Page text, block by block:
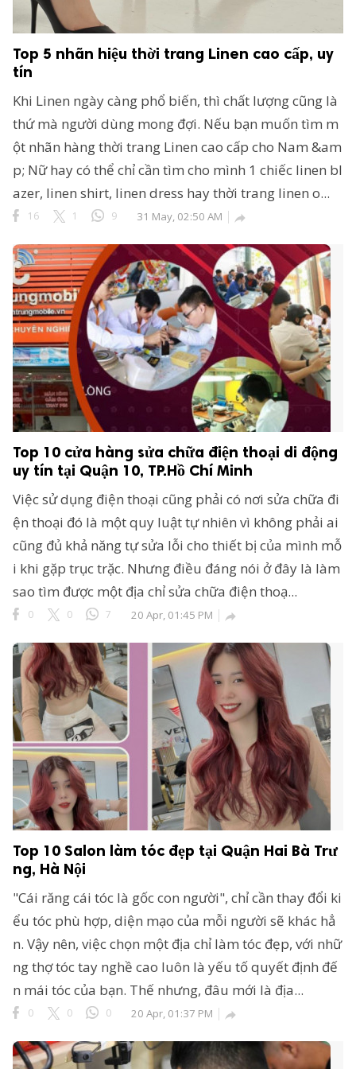
Top 5 nhãn hiệu thời trang Linen cao cấp, uy
tín
Khi Linen ngày càng phổ biến, thì chất lượng cũng là
thứ mà người dùng mong đợi. Nếu bạn muốn tìm m
ột nhãn hàng thời trang Linen cao cấp cho Nam &am
p; Nữ hay có thể chỉ cần tìm cho mình 1 chiếc linen bl
azer, linen shirt, linen dress hay thời trang linen o...
16 1 9 31 May, 02:50 AM 
Top 10 cửa hàng sửa chữa điện thoại di động
uy tín tại Quận 10, TP.Hồ Chí Minh
Việc sử dụng điện thoại cũng phải có nơi sửa chữa đi
ện thoại đó là một quy luật tự nhiên vì không phải ai
cũng đủ khả năng tự sửa lỗi cho thiết bị của mình mỗ
i khi gặp trục trặc. Nhưng điều đáng nói ở đây là làm
sao tìm được một địa chỉ sửa chữa điện thoạ...
0 0 7 20 Apr, 01:45 PM 
Top 10 Salon làm tóc đẹp tại Quận Hai Bà Trư
ng, Hà Nội
"Cái răng cái tóc là gốc con người", chỉ cần thay đổi ki
ểu tóc phù hợp, diện mạo của mỗi người sẽ khác hẳ
n. Vậy nên, việc chọn một địa chỉ làm tóc đẹp, với nhữ
ng thợ tóc tay nghề cao luôn là yếu tố quyết định đế
n mái tóc của bạn. Thế nhưng, đâu mới là địa...
0 0 0 20 Apr, 01:37 PM 